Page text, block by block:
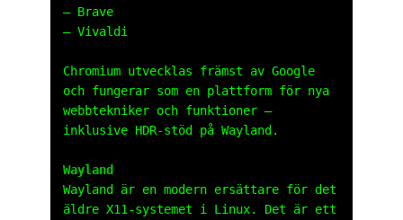
– Brave
– Vivaldi
Chromium utvecklas främst av Google
och fungerar som en plattform för nya
webbtekniker och funktioner –
inklusive HDR-stöd på Wayland.
Wayland
Wayland är en modern ersättare för det
äldre X11-systemet i Linux. Det är ett